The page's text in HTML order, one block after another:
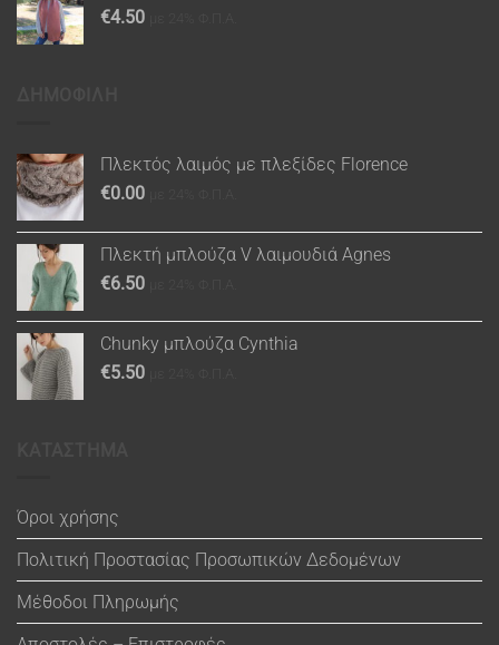
€4.50
Πλεκτός λαιμός με πλεξίδες Florence
€0.00
Πλεκτή μπλούζα V λαιμουδιά Agnes
€6.50
Chunky μπλούζα Cynthia
€5.50
Όροι χρήσης
Πολιτική Προστασίας Προσωπικών Δεδομένων
Μέθοδοι Πληρωμής